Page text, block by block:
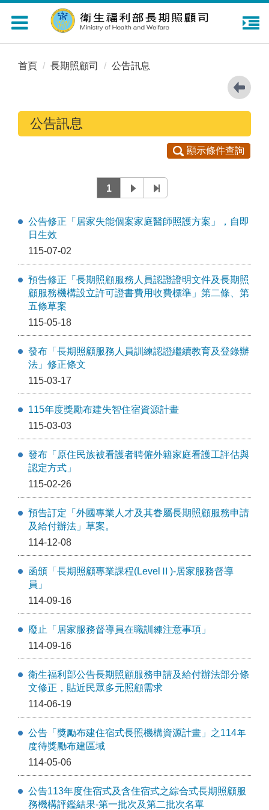
Toggle
navigation
首頁 長期照顧司 公告訊息
公告訊息
顯示條件查詢
1
公告修正「居家失能個案家庭醫師照護方案」，自即
日生效
115-07-02
預告修正「長期照顧服務人員認證證明文件及長期照
顧服務機構設立許可證書費用收費標準」第二條、第
五條草案
115-05-18
發布「長期照顧服務人員訓練認證繼續教育及登錄辦
法」修正條文
115-03-17
115年度獎勵布建失智住宿資源計畫
115-03-03
發布「原住民族被看護者聘僱外籍家庭看護工評估與
認定方式」
115-02-26
預告訂定「外國專業人才及其眷屬長期照顧服務申請
及給付辦法」草案。
114-12-08
函頒「長期照顧專業課程(LevelⅡ)-居家服務督導
員」
114-09-16
廢止「居家服務督導員在職訓練注意事項」
114-09-16
衛生福利部公告長期照顧服務申請及給付辦法部分條
文修正，貼近民眾多元照顧需求
114-06-19
公告「獎勵布建住宿式長照機構資源計畫」之114年
度待獎勵布建區域
114-05-06
公告113年度住宿式及含住宿式之綜合式長期照顧服
務機構評鑑結果-第一批次及第二批次名單